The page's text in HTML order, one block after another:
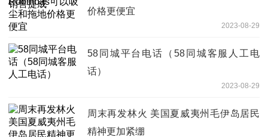
价格更便宜
2023-08-29
58同城平台电话（58同城客服人工电
话）
2023-08-29
周末再发林火 美国夏威夷州毛伊岛居民
精神更加紧绷